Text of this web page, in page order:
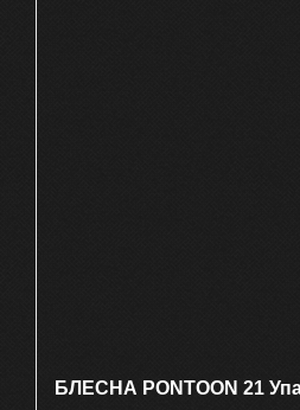
БЛЕСНА PONTOON 21